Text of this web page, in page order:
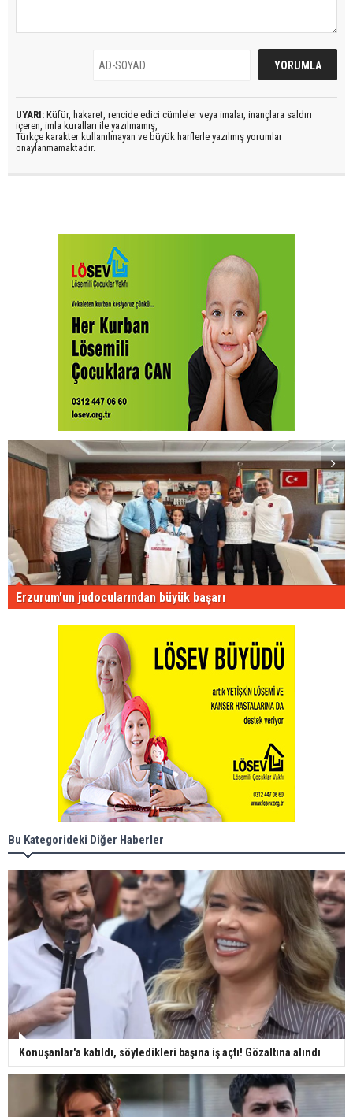
UYARI: Küfür, hakaret, rencide edici cümleler veya imalar, inançlara saldırı
içeren, imla kuralları ile yazılmamış,
Türkçe karakter kullanılmayan ve büyük harflerle yazılmış yorumlar
onaylanmamaktadır.
Erzurum'un judocularından büyük başarı
Bu Kategorideki Diğer Haberler
Konuşanlar'a katıldı, söyledikleri başına iş açtı! Gözaltına alındı